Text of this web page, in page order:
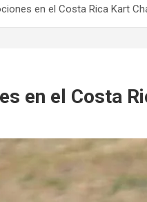
en el Costa Rica Kart
en el Costa